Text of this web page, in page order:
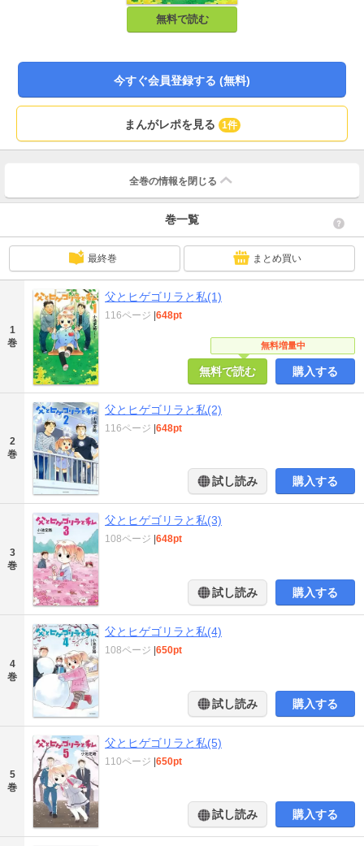
無料で読む
今すぐ会員登録する (無料)
まんがレポを見る 1件
全巻の情報を 閉じる
巻一覧
最終巻 まとめ買い
1
巻
父とヒゲゴリラと私(1)
無料増量中
116ページ 648pt
無料で読む 購入する
2
巻
父とヒゲゴリラと私(2)
116ページ 648pt
試し読み 購入する
3
巻
父とヒゲゴリラと私(3)
108ページ 648pt
試し読み 購入する
4
巻
父とヒゲゴリラと私(4)
108ページ 650pt
試し読み 購入する
5
巻
父とヒゲゴリラと私(5)
110ページ 650pt
試し読み 購入する